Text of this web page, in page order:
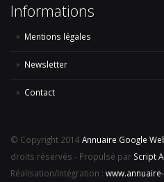
Informations
Mentions légales
Newsletter
Contact
© Copyright 2014 Annuaire Google
droits réservés - Propulsé par Script
Réalisation/Intégration :